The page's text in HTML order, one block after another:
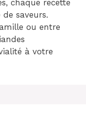
chaque recette
saveurs.
ou entre
à votre